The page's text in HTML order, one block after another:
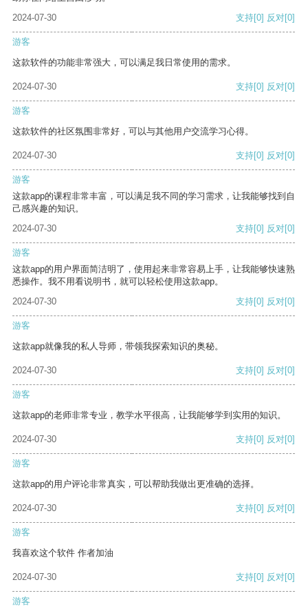
2024-07-30
支持[0] 反对[0]
游客
这款软件的功能非常强大，可以满足我日常使用的需求。
2024-07-30 支持[0] 反对[0]
游客
这款软件的社区氛围非常好，可以与其他用户交流学习心得。
2024-07-30 支持[0] 反对[0]
游客
这款app的课程非常丰富，可以满足我不同的学习需求，让我能够找到自
己感兴趣的知识。
2024-07-30
支持[0] 反对[0]
游客
这款app的用户界面简洁明了，使用起来非常容易上手，让我能够快速熟
悉操作。我不用看说明书，就可以轻松使用这款app。
2024-07-30
支持[0] 反对[0]
游客
这款app就像我的私人导师，带领我探索知识的奥秘。
2024-07-30 支持[0] 反对[0]
游客
这款app的老师非常专业，教学水平很高，让我能够学到实用的知识。
2024-07-30 支持[0] 反对[0]
游客
这款app的用户评论非常真实，可以帮助我做出更准确的选择。
2024-07-30 支持[0] 反对[0]
游客
我喜欢这个软件 作者加油
2024-07-30 支持[0] 反对[0]
游客